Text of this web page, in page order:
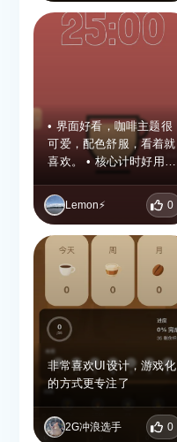
• 界面好看，咖啡主题很
可爱，配色舒服，看着就
喜欢。 • 核心计时好用，
作法，上手无难度。 • 把
专注时长换成“喝咖啡杯
有成就徽章，坚持起来更
有动力。 • 免费版基础功
能足够用，背景音轻柔，
能帮着静下心。
Lemon⚡️ 0
非常喜欢UI设计，游戏化
的方式更专注了
2G冲浪选手 0